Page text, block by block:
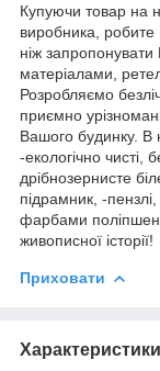
Купуючи товар на
виробника, робите
ніж
матеріалами,
Розробляємо
приємно
Вашого будинку. В
-екологічно
дрібнозернисте
підрамник, -
фарбами
живописної історії!
Приховати
Характеристики